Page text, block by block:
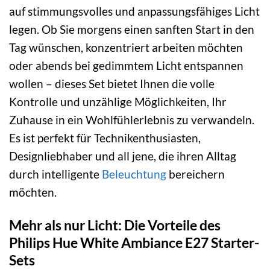
auf stimmungsvolles und anpassungsfähiges Licht
legen. Ob Sie morgens einen sanften Start in den
Tag wünschen, konzentriert arbeiten möchten
oder abends bei gedimmtem Licht entspannen
wollen – dieses Set bietet Ihnen die volle
Kontrolle und unzählige Möglichkeiten, Ihr
Zuhause in ein Wohlfühlerlebnis zu verwandeln.
Es ist perfekt für Technikenthusiasten,
Designliebhaber und all jene, die ihren Alltag
durch intelligente Beleuchtung bereichern
möchten.
Mehr als nur Licht: Die Vorteile des
Philips Hue White Ambiance E27 Starter-
Sets